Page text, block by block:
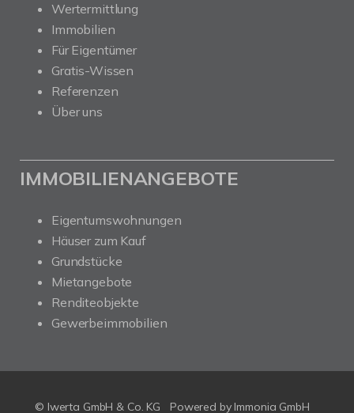
Wertermittlung
Immobilien
Für Eigentümer
Gratis-Wissen
Referenzen
Über uns
IMMOBILIENANGEBOTE
Eigentumswohnungen
Häuser zum Kauf
Grundstücke
Mietangebote
Renditeobjekte
Gewerbeimmobilien
© Iwerta GmbH & Co. KG Powered by Immonia GmbH